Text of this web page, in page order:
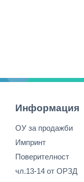
Информация
ОУ за продажби
Импринт
Поверителност
чл.13-14 от ОРЗД